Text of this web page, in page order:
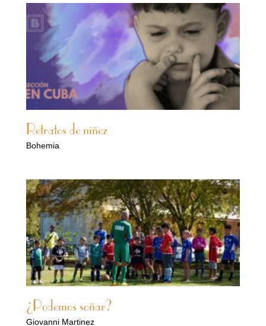
Retratos de niñez
Bohemia
¿Podemos soñar?
Giovanni Martinez